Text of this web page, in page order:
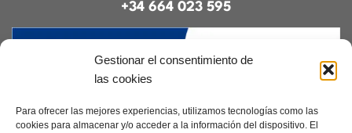
Gestionar el consentimiento de
las cookies
Para ofrecer las mejores experiencias, utilizamos tecnologías como las
cookies para almacenar y/o acceder a la información del dispositivo. El
+34 664 023 595